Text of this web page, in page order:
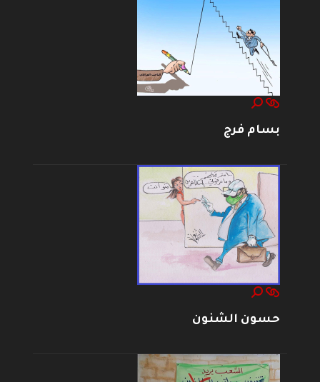
بسام فرج
حسون الشنون